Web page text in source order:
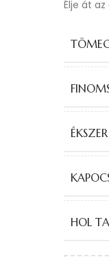
Élje át
HOL